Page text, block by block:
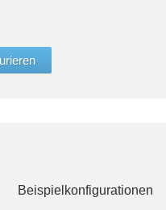
Beispielkonfigurationen